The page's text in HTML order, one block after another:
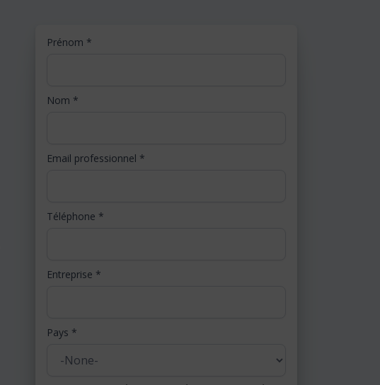
Prénom *
Nom *
Email professionnel *
Téléphone *
Entreprise *
Pays *